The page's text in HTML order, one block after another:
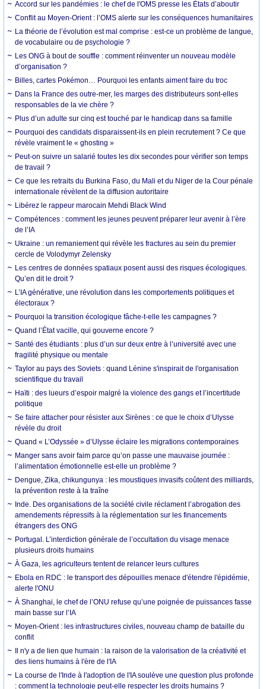
Accord sur les pandémies : le chef de l'OMS presse les États d’aboutir
Conflit au Moyen-Orient : l’OMS alerte sur les conséquences humanitaires
La théorie de l’évolution est mal comprise : est-ce un problème de langue,
de vocabulaire ou de psychologie ?
Les ONG à bout de souffle : comment réinventer un nouveau modèle
d’organisation ?
Billes, cartes Pokémon… Pourquoi les enfants aiment faire du troc
Dans la France des outre-mer, les marges des distributeurs sont-elles
responsables de la vie chère ?
Plus d’un adulte sur cinq est touché par le handicap dans sa famille
Pourquoi des candidats disparaissent-ils en plein recrutement ? Ce que
révèle vraiment le « ghosting »
Peut-on suivre un salarié toutes les dix secondes pour vérifier son temps
de travail ?
Ce que les retraits du Burkina Faso, du Mali et du Niger de la Cour pénale
internationale révèlent de la diffusion autoritaire
Libérez le rappeur marocain Mehdi Black Wind
Compétences : comment les jeunes peuvent préparer leur avenir à l’ère
de l’IA
Ukraine : un remaniement qui révèle les fractures au sein du premier
cercle de Volodymyr Zelensky
Les centres de données spatiaux posent aussi des risques écologiques.
Qu’en dit le droit ?
L’IA générative, une révolution dans les comportements politiques et
électoraux ?
Pourquoi la transition écologique fâche-t-elle les campagnes ?
Quand l’État vacille, qui gouverne encore ?
Santé des étudiants : plus d’un sur deux entre à l’université avec une
fragilité physique ou mentale
Taylor au pays des Soviets : quand Lénine s'inspirait de l'organisation
scientifique du travail
Haïti : des lueurs d’espoir malgré la violence des gangs et l’incertitude
politique
Se faire attacher pour résister aux Sirènes : ce que le choix d’Ulysse
révèle du droit
Quand « L’Odyssée » d’Ulysse éclaire les migrations contemporaines
Manger sans avoir faim parce qu’on passe une mauvaise journée :
l’alimentation émotionnelle est-elle un problème ?
Dengue, Zika, chikungunya : les moustiques invasifs coûtent des milliards,
la prévention reste à la traîne
Inde. Des organisations de la société civile réclament l’abrogation des
amendements répressifs à la réglementation sur les financements
étrangers des ONG
Portugal. L’interdiction générale de l’occultation du visage menace
plusieurs droits humains
À Gaza, les agriculteurs tentent de relancer leurs cultures
Ebola en RDC : le transport des dépouilles menace d'étendre l'épidémie,
alerte l'ONU
À Shanghai, le chef de l’ONU refuse qu’une poignée de puissances fasse
main basse sur l’IA
Moyen-Orient : les infrastructures civiles, nouveau champ de bataille du
conflit
Il n'y a de lien que humain : la raison de la valorisation de la créativité et
des liens humains à l'ère de l'IA
La course de l'Inde à l'adoption de l'IA soulève une question plus profonde
: comment la technologie peut-elle respecter les droits humains ?